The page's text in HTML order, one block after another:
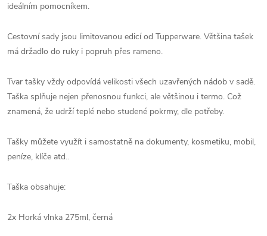
ideálním pomocníkem.
Cestovní sady jsou limitovanou edicí od Tupperware. Většina tašek
má držadlo do ruky i popruh přes rameno.
Tvar tašky vždy odpovídá velikosti všech uzavřených nádob v sadě.
Taška splňuje nejen přenosnou funkci, ale většinou i termo. Což
znamená, že udrží teplé nebo studené pokrmy, dle potřeby.
Tašky můžete využít i samostatně na dokumenty, kosmetiku, mobil,
peníze, klíče atd..
Taška obsahuje:
2x Horká vlnka 275ml, černá